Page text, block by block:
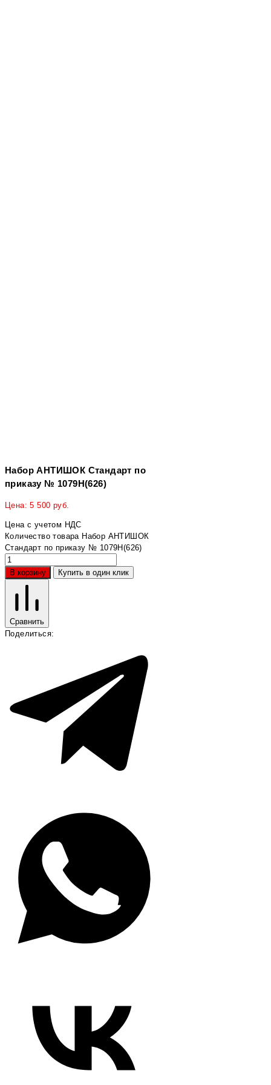
Набор АНТИШОК Стандарт по
приказу № 1079Н(626)
Цена:5 500 руб.
Цена с учетом НДС
Количество товара Набор АНТИШОК
Стандарт по приказу № 1079Н(626)
В корзину Купить в один клик
Сравнить
Поделиться: